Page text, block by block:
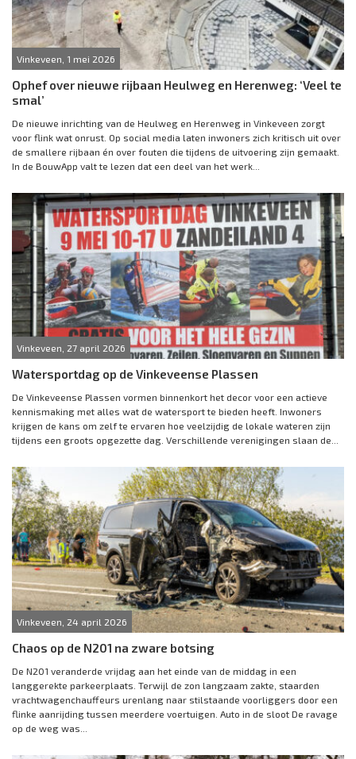
Vinkeveen, 1 mei 2026
Ophef over nieuwe rijbaan Heulweg en Herenweg: ‘Veel te
smal’
De nieuwe inrichting van de Heulweg en Herenweg in Vinkeveen zorgt
voor flink wat onrust. Op social media laten inwoners zich kritisch uit over
de smallere rijbaan én over fouten die tijdens de uitvoering zijn gemaakt.
In de BouwApp valt te lezen dat een deel van het werk...
Vinkeveen, 27 april 2026
Watersportdag op de Vinkeveense Plassen
De Vinkeveense Plassen vormen binnenkort het decor voor een actieve
kennismaking met alles wat de watersport te bieden heeft. Inwoners
krijgen de kans om zelf te ervaren hoe veelzijdig de lokale wateren zijn
tijdens een groots opgezette dag. Verschillende verenigingen slaan de...
Vinkeveen, 24 april 2026
Chaos op de N201 na zware botsing
De N201 veranderde vrijdag aan het einde van de middag in een
langgerekte parkeerplaats. Terwijl de zon langzaam zakte, staarden
vrachtwagenchauffeurs urenlang naar stilstaande voorliggers door een
flinke aanrijding tussen meerdere voertuigen. Auto in de sloot De ravage
op de weg was...